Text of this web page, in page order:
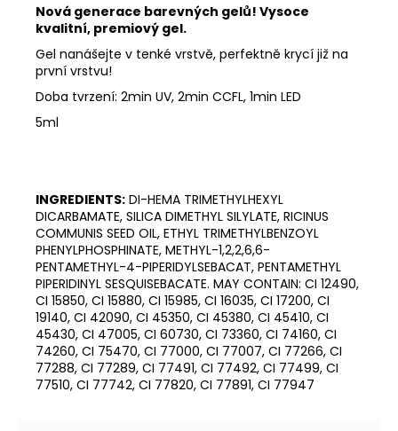
Nová generace barevných gelů! Vysoce
kvalitní, premiový gel.
Gel nanášejte v tenké vrstvě, perfektně krycí již na
první vrstvu!
Doba tvrzení: 2min UV, 2min CCFL, 1min LED
5ml
INGREDIENTS: DI-HEMA TRIMETHYLHEXYL
DICARBAMATE, SILICA DIMETHYL SILYLATE, RICINUS
COMMUNIS SEED OIL, ETHYL TRIMETHYLBENZOYL
PHENYLPHOSPHINATE, METHYL-1,2,2,6,6-
PENTAMETHYL-4-PIPERIDYLSEBACAT, PENTAMETHYL
PIPERIDINYL SESQUISEBACATE. MAY CONTAIN: CI 12490,
CI 15850, CI 15880, CI 15985, CI 16035, CI 17200, CI
19140, CI 42090, CI 45350, CI 45380, CI 45410, CI
45430, CI 47005, CI 60730, CI 73360, CI 74160, CI
74260, CI 75470, CI 77000, CI 77007, CI 77266, CI
77288, CI 77289, CI 77491, CI 77492, CI 77499, CI
77510, CI 77742, CI 77820, CI 77891, CI 77947